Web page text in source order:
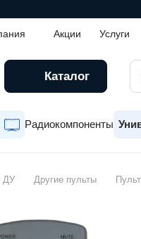
Акции Услуги
Каталог
Радиокомпоненты
ДУ Другие пульты